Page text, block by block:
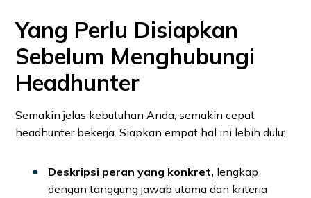
Yang Perlu Disiapkan
Sebelum Menghubungi
Headhunter
Semakin jelas kebutuhan Anda, semakin cepat
headhunter bekerja. Siapkan empat hal ini lebih dulu:
Deskripsi peran yang konkret, lengkap
dengan tanggung jawab utama dan kriteria